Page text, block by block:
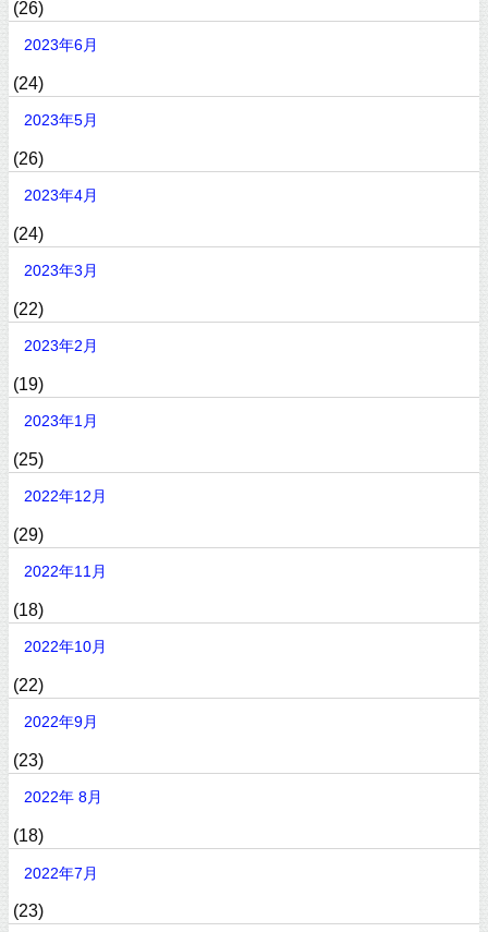
(26)
2023年6月
(24)
2023年5月
(26)
2023年4月
(24)
2023年3月
(22)
2023年2月
(19)
2023年1月
(25)
2022年12月
(29)
2022年11月
(18)
2022年10月
(22)
2022年9月
(23)
2022年 8月
(18)
2022年7月
(23)